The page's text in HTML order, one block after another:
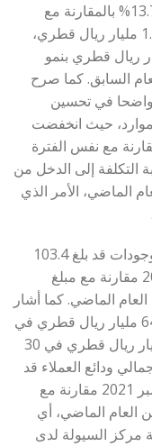
الدخل من الفائدة سجل نموا كبيرا بنسبة 13.7% بالمقارنة مع
نفس الفترة من العام السابق ليصل إلى 1.9 مليار ريال قطري،
الإيرادات التشغيلية 2.3 مليار ريال قطري بنمو
العام السابق. كما صرح
واضحا في تحسين
حيث انخفضت
خلال الفترة بنسبة 2.5% مقارنة مع نفس الفترة
إلى الدخل من
العام الماضي، الأمر الذي
وأضاف سعادة الشيخ فهد بأن إجمالي الموجودات قد بلغ 103.4
مليار ريال قطري كما في 30 سبتمبر 2021 مقارنة مع مبلغ
العام الماضي. كما أشار
بأن صافي القروض والسلف ارتفع إلى 64.8 مليار ريال قطري في
30 سبتمبر 2021 مقارنة مع مبلغ 63.1 مليار ريال قطري في 30
يعادل 2.7%، وأن إجمالي ودائع العملاء قد
بلغت 59.9 مليار ريال قطري في 30 سبتمبر 2021 مقارنة مع
العام الماضي، أي
متانة مركز السيولة لدى